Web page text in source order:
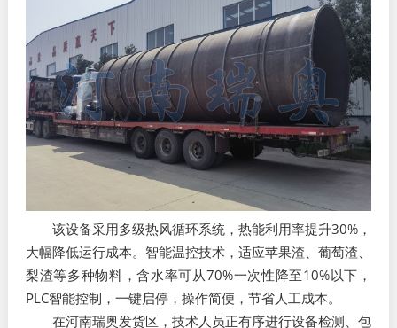
该设备采用多级热风循环系统，热能利用率提升30%，
大幅降低运行成本。智能温控技术，适应苹果渣、葡萄渣、
梨渣等多种物料，含水率可从70%一次性降至10%以下，
PLC智能控制，一键启停，操作简便，节省人工成本。
在河南瑞奥发货区，技术人员正有序进行设备检测、包